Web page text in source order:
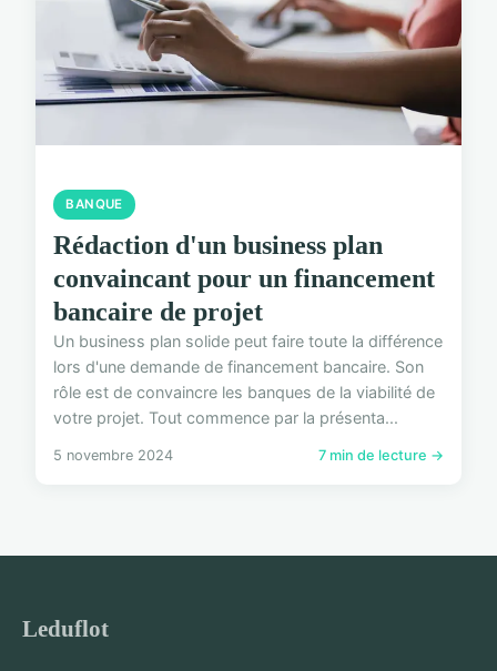
BANQUE
Rédaction d'un business plan
convaincant pour un financement
bancaire de projet
Un business plan solide peut faire toute la différence
lors d'une demande de financement bancaire. Son
rôle est de convaincre les banques de la viabilité de
votre projet. Tout commence par la présenta...
5 novembre 2024 7 min de lecture →
Leduflot